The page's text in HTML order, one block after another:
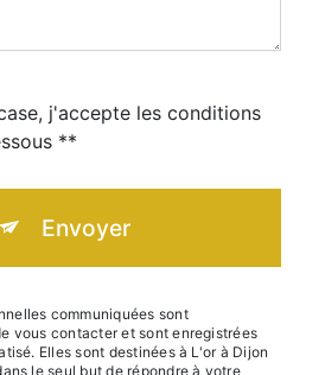
j'accepte les conditions
**
Envoyer
communiquées sont
vous contacter et sont enregistrées
Elles sont destinées à L'or à Dijon
le seul but de répondre à votre